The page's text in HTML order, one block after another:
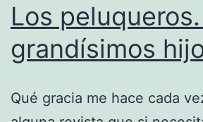
Los
grandísimos
Qué gracia me hace cada